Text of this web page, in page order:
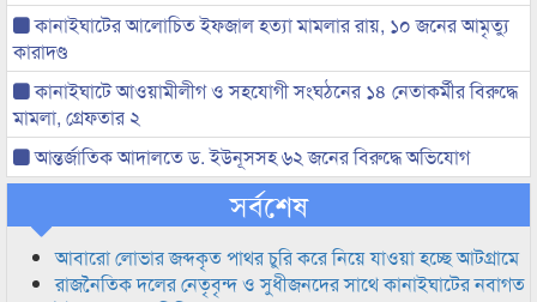
কানাইঘাটের আলোচিত ইফজাল হত্যা মামলার রায়, ১০ জনের আমৃত্যু
কারাদণ্ড
কানাইঘাটে আওয়ামীলীগ ও সহযোগী সংঘঠনের ১৪ নেতাকর্মীর বিরুদ্ধে
মামলা, গ্রেফতার ২
আন্তর্জাতিক আদালতে ড. ইউনূসসহ ৬২ জনের বিরুদ্ধে অভিযোগ
সর্বশেষ
আবারো লোভার জব্দকৃত পাথর চুরি করে নিয়ে যাওয়া হচ্ছে আটগ্রামে
রাজনৈতিক দলের নেতৃবৃন্দ ও সুধীজনদের সাথে কানাইঘাটের নবাগত